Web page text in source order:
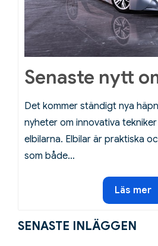
Senaste nytt
Det kommer ständigt nya
nyheter om innovativa
elbilarna. Elbilar är praktiska
som både…
Senaste
nytt
om
Läs mer
SENASTE INLÄGGEN